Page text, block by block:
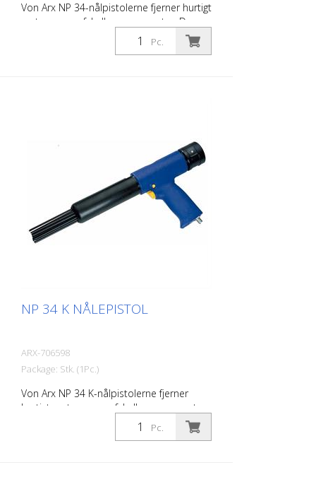
Von Arx NP 34-nålpistolerne fjerner hurtigt
rust, renser, afskalker og opruster. De
udjævner i det væsentlige ujævne
overflader. Fordi nålene bevæger sig frit,
(100 psi) maks. Forbindelse: G 3/8 ''
Pc.
NP 34 K NÅLEPISTOL
ARX-706598
Package: Stk. (1Pc.)
Von Arx NP 34 K-nålpistolerne fjerner
hurtigt rust, renser, afskalker og opruster.
De udjævner i det væsentlige ujævne
overflader. Fordi nålene bevæger sig frit,
Pc.